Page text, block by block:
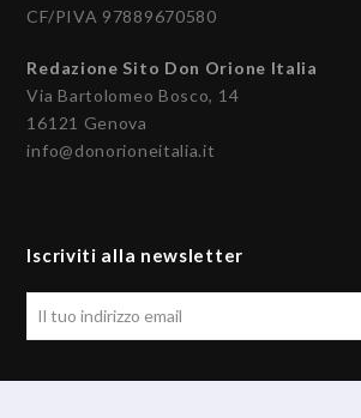
CF/PIVA 97889670580
Redazione Sito Don Orione Italia
Via Bartolomeo Bosco, 14
16121 Genova
info@donorioneitalia.it
Iscriviti alla newsletter